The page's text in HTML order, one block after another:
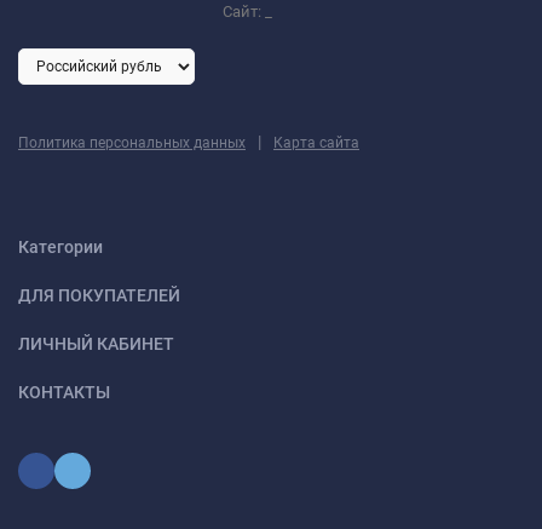
Сайт:
Политика персональных данных | Карта сайта
Категории
ДЛЯ ПОКУПАТЕЛЕЙ
ЛИЧНЫЙ КАБИНЕТ
КОНТАКТЫ